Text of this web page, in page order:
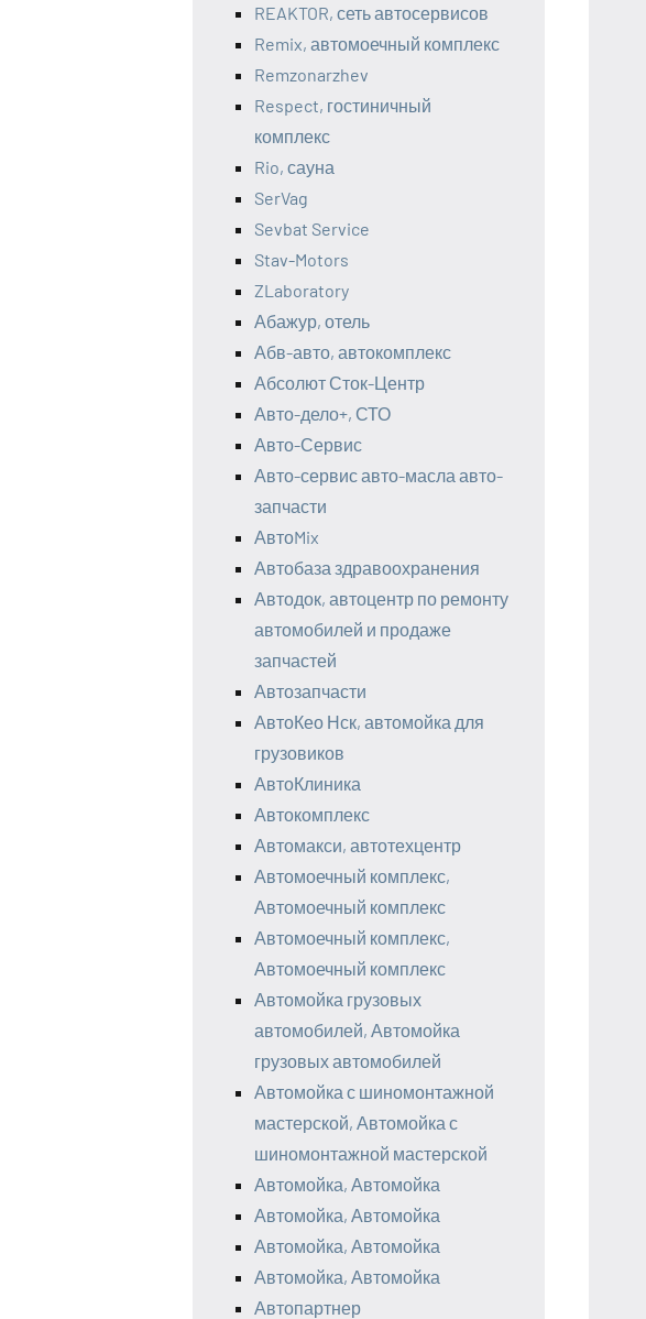
REAKTOR, сеть автосервисов
Remix, автомоечный комплекс
Remzonarzhev
Respect, гостиничный
комплекс
Rio, сауна
SerVag
Sevbat Service
Stav-Motors
ZLaboratory
Абажур, отель
Абв-авто, автокомплекс
Абсолют Сток-Центр
Авто-дело+, СТО
Авто-Сервис
Авто-сервис авто-масла авто-
запчасти
АвтоMix
Автобаза здравоохранения
Автодок, автоцентр по ремонту
автомобилей и продаже
запчастей
Автозапчасти
АвтоКео Нск, автомойка для
грузовиков
АвтоКлиника
Автокомплекс
Автомакси, автотехцентр
Автомоечный комплекс,
Автомоечный комплекс
Автомоечный комплекс,
Автомоечный комплекс
Автомойка грузовых
автомобилей, Автомойка
грузовых автомобилей
Автомойка с шиномонтажной
мастерской, Автомойка с
шиномонтажной мастерской
Автомойка, Автомойка
Автомойка, Автомойка
Автомойка, Автомойка
Автомойка, Автомойка
Автопартнер